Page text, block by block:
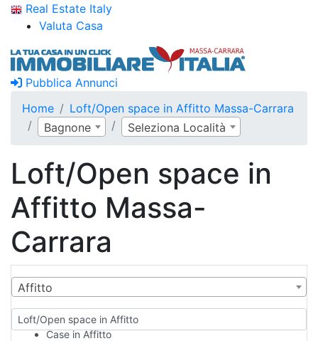
Real Estate Italy
Valuta Casa
Pubblica Annunci
Home
Loft/Open space in Affitto Massa-Carrara
Bagnone
Seleziona Località
Loft/Open space in
Affitto Massa-
Carrara
Affitto
Loft/Open space in Affitto
Case in Affitto